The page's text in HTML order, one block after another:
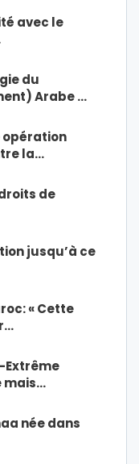
avec le
du
Arabe …
opération
la…
de
jusqu’à ce
« Cette
Extrême
mais…
née dans